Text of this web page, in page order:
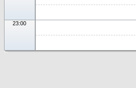
23:00